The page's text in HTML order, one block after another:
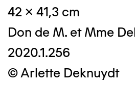
42 x 41,3 cm
Don de M. et Mme
2020.1.256
© Arlette Deknuydt